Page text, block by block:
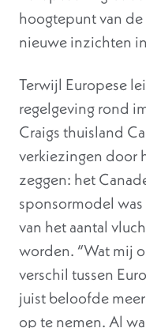
hoogtepunt van
nieuwe inzichten
Terwijl Europese
regelgeving rond
Craigs thuisland
verkiezingen door
zeggen: het
sponsormodel
van het aantal
worden. “Wat mij
verschil tussen
juist beloofde
op te nemen. Al